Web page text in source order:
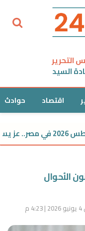
التحرير
السيد
اقتصاد حوادث
الأحوال